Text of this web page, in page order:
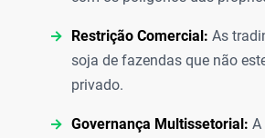
Restrição Comercial: As
soja de fazendas que não
privado.
Governança Multissetorial: A